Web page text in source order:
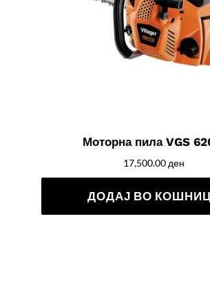
Моторна пила VGS
17,500.00 ден
ДОДАЈ ВО